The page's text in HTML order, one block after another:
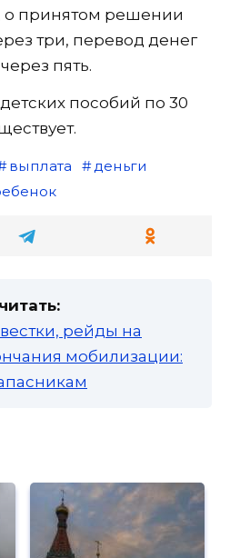
о принятом решении
три, перевод денег
пять.
пособий по 30
выплата
деньги
рейды на
мобилизации: